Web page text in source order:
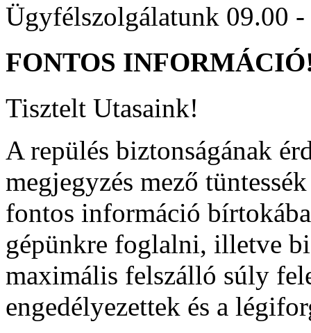
Ügyfélszolgálatunk 09.00
FONTOS
Tisztelt Utasaink!
A repülés biztonságának
megjegyzés mező
fontos információ
gépünkre foglalni, illetve
maximális felszálló súly
engedélyezettek és a